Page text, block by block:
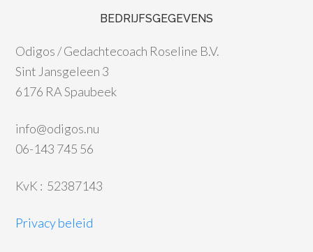
BEDRIJFSGEGEVENS
Odigos / Gedachtecoach Roseline B.V.
Sint Jansgeleen 3
6176 RA Spaubeek
info@odigos.nu
06-143 745 56
KvK : 52387143
Privacy beleid